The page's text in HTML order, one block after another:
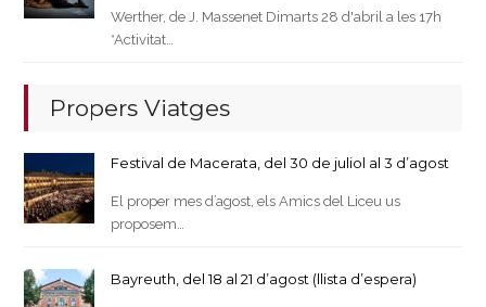
Werther, de J. Massenet Dimarts 28 d'abril a les 17h
*Activitat…
Propers Viatges
Festival de Macerata, del 30 de juliol al 3 d’agost
El proper mes d’agost, els Amics del Liceu us
proposem…
Bayreuth, del 18 al 21 d’agost (llista d’espera)